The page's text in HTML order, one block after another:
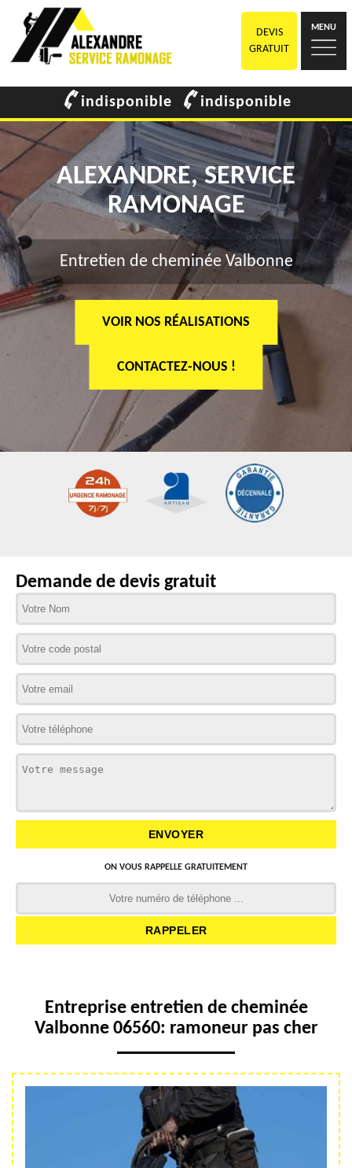
DEVIS
GRATUIT
MENU
indisponible indisponible
ALEXANDRE, SERVICE
RAMONAGE
Entretien de cheminée Valbonne
VOIR NOS RÉALISATIONS
CONTACTEZ-NOUS !
Demande de devis gratuit
ON VOUS RAPPELLE GRATUITEMENT
Entreprise entretien de cheminée
Valbonne 06560: ramoneur pas cher